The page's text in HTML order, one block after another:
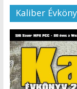
Kaliber